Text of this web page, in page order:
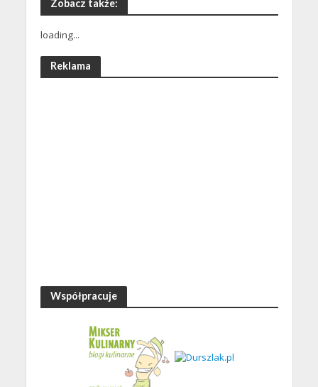
Zobacz także:
loading...
Reklama
Współpracuje